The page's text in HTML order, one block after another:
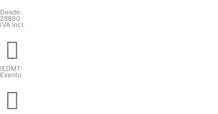
Desde:
28890
IVA incl.
IEDMT:
Exento